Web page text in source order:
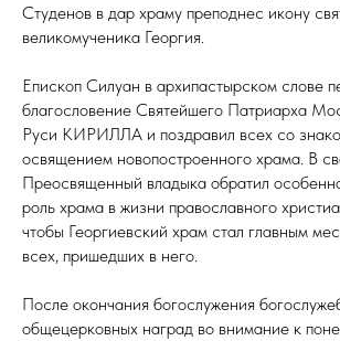
Студенов в дар храму преподнес икону
великомученика Георгия.
Епископ Силуан в архипастырском слове
благословение Святейшего Патриарха
Руси КИРИЛЛА и поздравил всех со
освящением новопостроенного храма. В
Преосвященный владыка обратил
роль храма в жизни православного
чтобы Георгиевский храм стал главным
всех, пришедших в него.
После окончания богослужения
общецерковных наград во внимание к